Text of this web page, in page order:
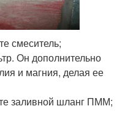
смеситель;
Он дополнительно
и магния, делая ее
заливной шланг ПММ;